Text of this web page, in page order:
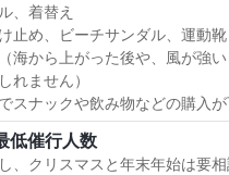
、着替え
止め、ビーチサンダル、運動靴
海から上がった後や、風が強
れません）
スナックや飲み物などの購入が
低催行人数
、クリスマスと年末年始は要相